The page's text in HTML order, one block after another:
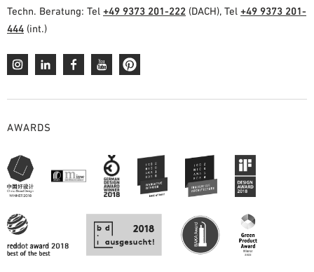
Techn. Beratung: Tel +49 9373 201-222 (DACH), Tel +49 9373 201-
444 (int.)
AWARDS